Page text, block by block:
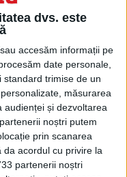
dvs. este
accesăm informații pe
date personale,
standard trimise de un
măsurarea
audienței și dezvoltarea
noștri putem
prin scanarea
da acordul cu privire la
partenerii noștri
A
S-A
LUI
FAȚĂ
a ordonat
fabricile
din New